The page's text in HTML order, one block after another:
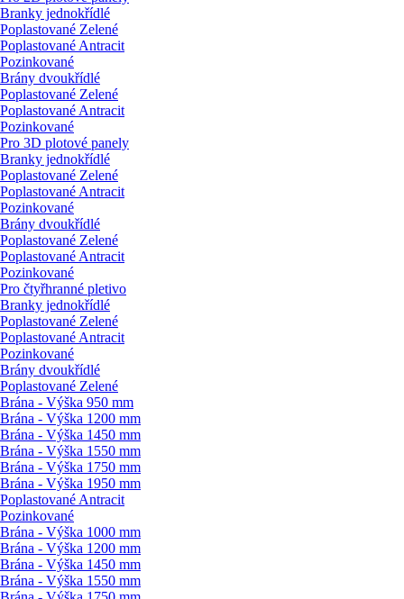
Branky jednokřídlé
Poplastované Zelené
Poplastované Antracit
Pozinkované
Brány dvoukřídlé
Poplastované Zelené
Poplastované Antracit
Pozinkované
Pro 3D plotové panely
Branky jednokřídlé
Poplastované Zelené
Poplastované Antracit
Pozinkované
Brány dvoukřídlé
Poplastované Zelené
Poplastované Antracit
Pozinkované
Pro čtyřhranné pletivo
Branky jednokřídlé
Poplastované Zelené
Poplastované Antracit
Pozinkované
Brány dvoukřídlé
Poplastované Zelené
Brána - Výška 950 mm
Brána - Výška 1200 mm
Brána - Výška 1450 mm
Brána - Výška 1550 mm
Brána - Výška 1750 mm
Brána - Výška 1950 mm
Poplastované Antracit
Pozinkované
Brána - Výška 1000 mm
Brána - Výška 1200 mm
Brána - Výška 1450 mm
Brána - Výška 1550 mm